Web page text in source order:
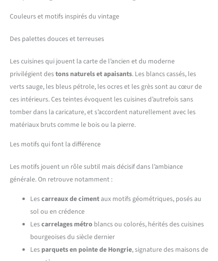
Couleurs et motifs inspirés du vintage
Des palettes douces et terreuses
Les cuisines qui jouent la carte de l’ancien et du moderne
privilégient destons naturels et apaisants. Les blancs cassés, les
verts sauge, les bleus pétrole, les ocres et les grès sont au cœur de
ces intérieurs. Ces teintes évoquent les cuisines d’autrefois sans
tomber dans la caricature, et s’accordent naturellement avec les
matériaux bruts comme le bois ou la pierre.
Les motifs qui font la différence
Les motifs jouent un rôle subtil mais décisif dans l’ambiance
générale. On retrouve notamment :
Lescarreaux de cimentaux motifs géométriques, posés au
sol ou en crédence
Lescarrelages métro blancs ou colorés, hérités des cuisines
bourgeoises du siècle dernier
Les parquets en pointe de Hongrie, signature des maisons de